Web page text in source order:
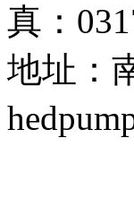
真：
地址：